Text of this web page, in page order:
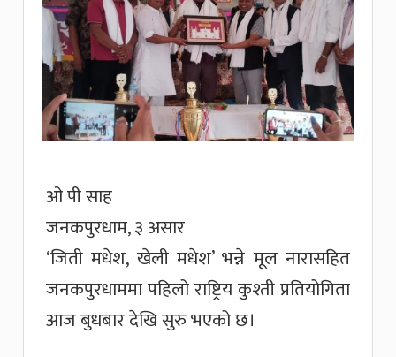
ओ पी साह
जनकपुरधाम, ३ असार
‘जिती मधेश, खेली मधेश’ भन्ने मूल नारासहित
जनकपुरधाममा पहिलो राष्ट्रिय कुश्ती प्रतियोगिता
आज बुधबार देखि सुरु भएको छ।